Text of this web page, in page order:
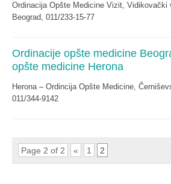
Ordinacija Opšte Medicine Vizit, Vidikovački
Beograd, 011/233-15-77
Ordinacije opšte medicine
opšte medicine Herona
Herona – Ordincija Opšte Medicine,
011/344-9142
Page 2 of 2 « 1 2